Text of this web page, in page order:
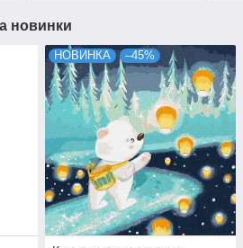
новинки
НОВИНКА –45%